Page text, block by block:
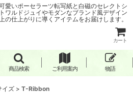
愛いポーセラーツ転写紙と白磁のセレクトシ
ワルドジュイやモダンなブランド風デザイン
仕上がりに導くアイテムをお届けします。
カート
商品検索 ご利用案内 物語
イズ > T-Ribbon